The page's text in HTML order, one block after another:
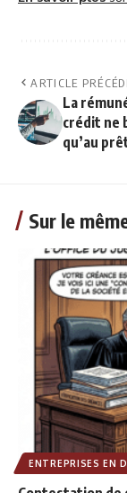
ARTICLE
La
crédit ne
qu’au
Sur le
ENTREPRISES EN